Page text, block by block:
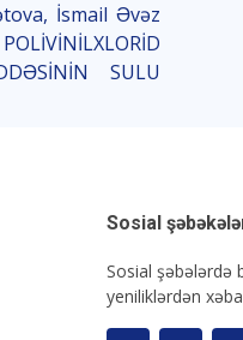
İsmail Əvəz
SULU
Sosial
Sosial şəbələrdə
yeniliklərdən